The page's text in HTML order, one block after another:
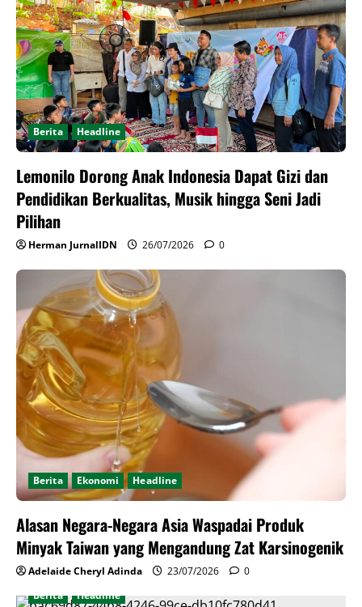
Berita Headline
Lemonilo Dorong Anak Indonesia Dapat Gizi dan
Pendidikan Berkualitas, Musik hingga Seni Jadi
Pilihan
Herman JurnalIDN 26/07/2026 0
Berita Ekonomi Headline
Alasan Negara-Negara Asia Waspadai Produk
Minyak Taiwan yang Mengandung Zat Karsinogenik
Adelaide Cheryl Adinda 23/07/2026
0
Berita
Headline